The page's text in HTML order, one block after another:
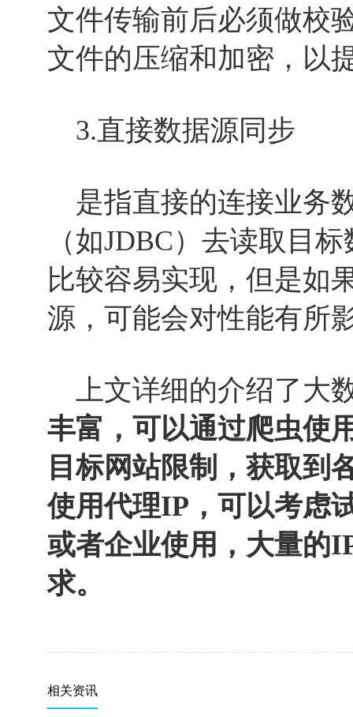
文件传输前后必须做校
文件的压缩和加密，以
3.直接数据源同步
是指直接的连接业务
（如JDBC）去读取目
比较容易实现，但是如
源，可能会对性能有所
上文详细的介绍了大
丰富，可以通过爬虫使
目标网站限制，获取到
使用代理IP，可以考虑
或者企业使用，大量的
求。
相关资讯